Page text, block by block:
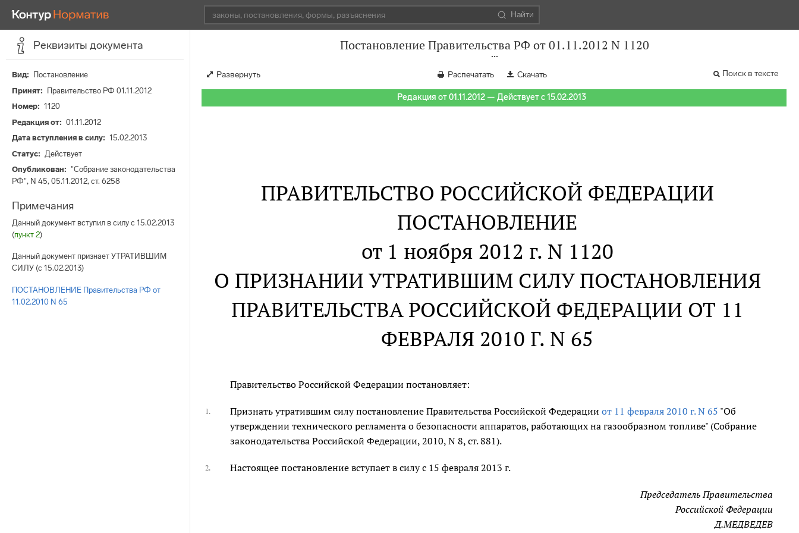
Найти
Реквизиты документа
Вид
Постановление
Принят
Правительство РФ 01.11.2012
Номер
1120
Редакция от
01.11.2012
Дата вступления в силу
15.02.2013
Статус
Действует
Опубликован
"Собрание законодательства
РФ", N 45, 05.11.2012, ст. 6258
Примечания
Данный документ вступил в силу с 15.02.2013
(пункт 2)
Данный документ признает УТРАТИВШИМ
СИЛУ (с 15.02.2013)
ПОСТАНОВЛЕНИЕ Правительства РФ от
11.02.2010 N 65
Постановление Правительства РФ от 01.11.2012 N 1120
Развернуть Распечатать Скачать Поиск в тексте
Редакция от 01.11.2012 — Действует с 15.02.2013
ПРАВИТЕЛЬСТВО РОССИЙСКОЙ ФЕДЕРАЦИИ
ПОСТАНОВЛЕНИЕ
от 1 ноября 2012 г. N 1120
О ПРИЗНАНИИ УТРАТИВШИМ СИЛУ ПОСТАНОВЛЕНИЯ
ПРАВИТЕЛЬСТВА РОССИЙСКОЙ ФЕДЕРАЦИИ ОТ 11
ФЕВРАЛЯ 2010 Г. N 65
Правительство Российской Федерации постановляет:
1. Признать утратившим силу постановление Правительства Российской Федерацииот 11 февраля 2010 г. N 65 "Об
утверждении технического регламента о безопасности аппаратов, работающих на газообразном топливе" (Собрание
законодательства Российской Федерации, 2010, N 8, ст. 881).
2. Настоящее постановление вступает в силу с 15 февраля 2013 г.
Председатель Правительства
Российской Федерации
Д.МЕДВЕДЕВ